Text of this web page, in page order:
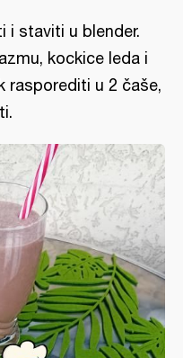
i staviti u blender.
kockice leda i
rasporediti u 2 čaše,